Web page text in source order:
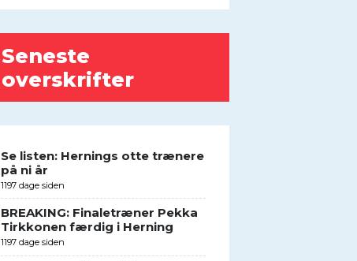
Seneste
overskrifter
Se listen: Hernings otte trænere
på ni år
1197 dage siden
BREAKING: Finaletræner Pekka
Tirkkonen færdig i Herning
1197 dage siden